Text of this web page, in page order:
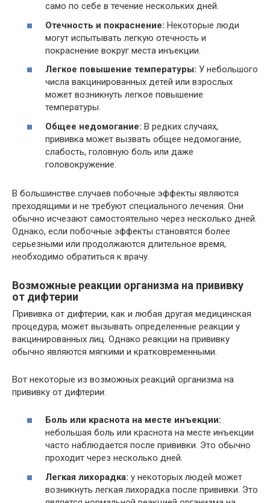
само по себе в течение нескольких дней.
Отечность и покраснение: Некоторые люди
могут испытывать легкую отечность и
покраснение вокруг места инъекции.
Легкое повышение температуры: У небольшого
числа вакцинированных детей или взрослых
может возникнуть легкое повышение
температуры.
Общее недомогание: В редких случаях,
прививка может вызвать общее недомогание,
слабость, головную боль или даже
головокружение.
В большинстве случаев побочные эффекты являются
преходящими и не требуют специального лечения. Они
обычно исчезают самостоятельно через несколько дней.
Однако, если побочные эффекты становятся более
серьезными или продолжаются длительное время,
необходимо обратиться к врачу.
Возможные реакции организма на прививку
от дифтерии
Прививка от дифтерии, как и любая другая медицинская
процедура, может вызывать определенные реакции у
вакцинированных лиц. Однако реакции на прививку
обычно являются мягкими и кратковременными.
Вот некоторые из возможных реакций организма на
прививку от дифтерии:
Боль или краснота на месте инъекции:
небольшая боль или краснота на месте инъекции
часто наблюдается после прививки. Это обычно
проходит через несколько дней.
Легкая лихорадка: у некоторых людей может
возникнуть легкая лихорадка после прививки. Это